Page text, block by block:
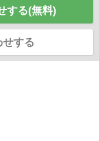
する(無料)
せする